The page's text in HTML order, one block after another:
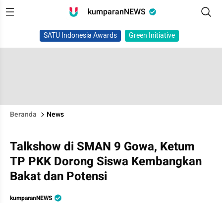
kumparanNEWS
SATU Indonesia Awards Green Initiative
Beranda News
Talkshow di SMAN 9 Gowa, Ketum
TP PKK Dorong Siswa Kembangkan
Bakat dan Potensi
kumparanNEWS